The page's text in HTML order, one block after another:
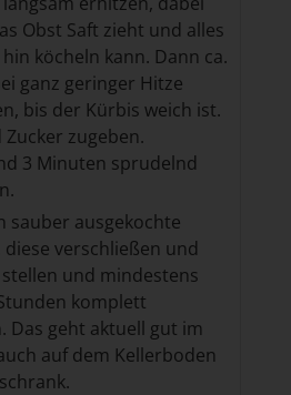
Obst Saft zieht und alles
köcheln kann. Dann ca.
ganz geringer Hitze
bis der Kürbis weich ist.
zugeben.
3 Minuten sprudelnd
sauber ausgekochte
diese verschließen und
und mindestens
komplett
Das geht aktuell gut im
auf dem Kellerboden